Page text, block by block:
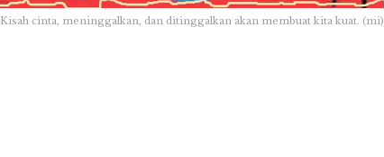
Kisah cinta, meninggalkan, dan ditinggalkan akan membuat kita kuat. (mi)